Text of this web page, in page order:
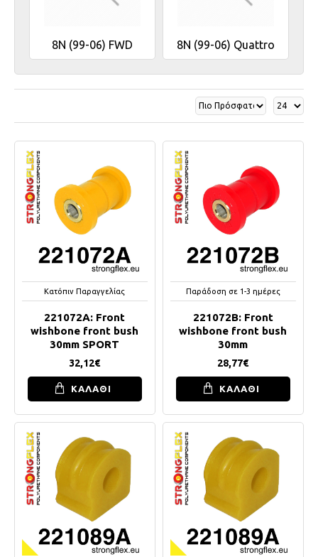
8N (99-06) FWD 8N (99-06) Quattro
Κατόπιν Παραγγελίας
221072A: Front
wishbone front bush
30mm SPORT
32,12€
ΚΑΛΑΘΙ
Παράδοση σε 1-3 ημέρες
221072B: Front
wishbone front bush
30mm
28,77€
ΚΑΛΑΘΙ